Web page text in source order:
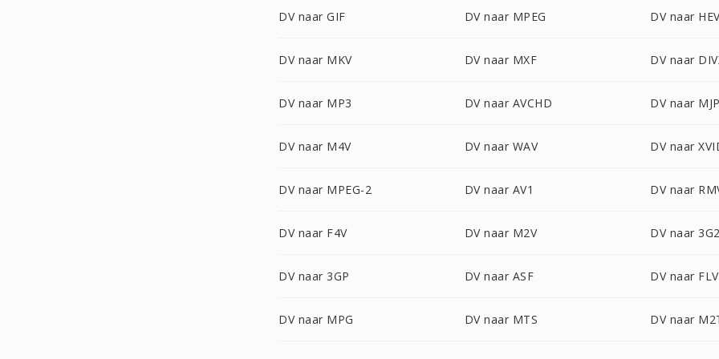
DV naar GIF DV naar MPEG DV naar
DV naar MKV DV naar MXF DV naar
DV naar MP3 DV naar AVCHD DV naar
DV naar M4V DV naar WAV DV naar
DV naar MPEG-2 DV naar AV1 DV naar
DV naar F4V DV naar M2V DV naar 3G2
DV naar 3GP DV naar ASF DV naar FLV
DV naar MPG DV naar MTS DV naar